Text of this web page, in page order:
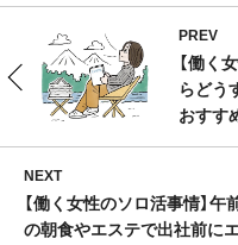
PREV
【働く
らどう
おすす
NEXT
【働く女性のソロ活事情】午
の朝食やエステで出社前に